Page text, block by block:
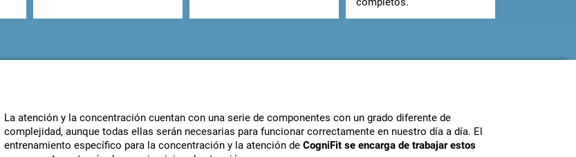
La atención y la concentración cuentan con una serie de componentes con un grado diferente de
complejidad, aunque todas ellas serán necesarias para funcionar correctamente en nuestro día a día. El
entrenamiento específico para la concentración y la atención de CogniFit se encarga de trabajar estos